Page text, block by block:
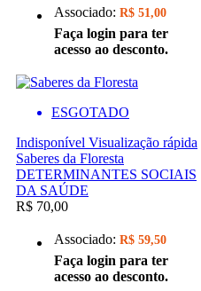
Associado: R$ 51,00
Faça login para ter
acesso ao desconto.
ESGOTADO
Indisponível Visualização rápida
Saberes da Floresta
DETERMINANTES SOCIAIS
DA SAÚDE
R$ 70,00
Associado: R$ 59,50
Faça login para ter
acesso ao desconto.